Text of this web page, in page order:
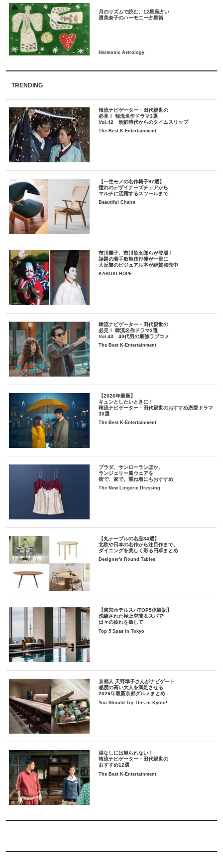
月のリズムで読む、12星座占い
TRENDING
韓流ナビゲーター・田代親世の
必見！ 韓流名作ドラマ3選
Vol.42 朝鮮時代からのタイムスリップ
The Best K-Entertainment
【一生モノの名作椅子97選】
憧れのデザイナーズチェアから
マルチに活躍するスツールまで
Beautiful Chairs
市川團子、市川染五郎らが登場！
話題の若手歌舞伎俳優が一冊に
大反響のビジュアル本が絶賛発売中
KABUKI HOPE
韓流ナビゲーター・田代親世の
必見！ 韓流名作ドラマ3選
Vol.43 40代男の最強ラブコメ
The Best K-Entertainment
【2026年最新】
キュンとしたいときに！
韓流ナビゲーター・田代親世のおすすめ恋愛ドラマ
30選
The Best K-Entertainment
プラダ、サンローランほか。
ランジェリー風ウェアを
街で、家で。重ね着にもおすすめ
The New Lingerie Dressing
【丸テーブルの名品34選】
北欧や日本の名作から注目作まで。
ダイニングを美しく彩る円卓まとめ
Designer's Round Tables
【東京ホテルスパTOP5体験記】
洗練された極上空間＆スパで
日々の疲れを癒して
Top 5 Spas in Tokyo
京都人 天野準子さんがナビゲート
感度の高い大人を満足させる
2026年最新京都グルメまとめ
You Should Try This in Kyoto!
涙なしには観られない！
韓流ナビゲーター・田代親世の
おすすめ12選
The Best K-Entertainment